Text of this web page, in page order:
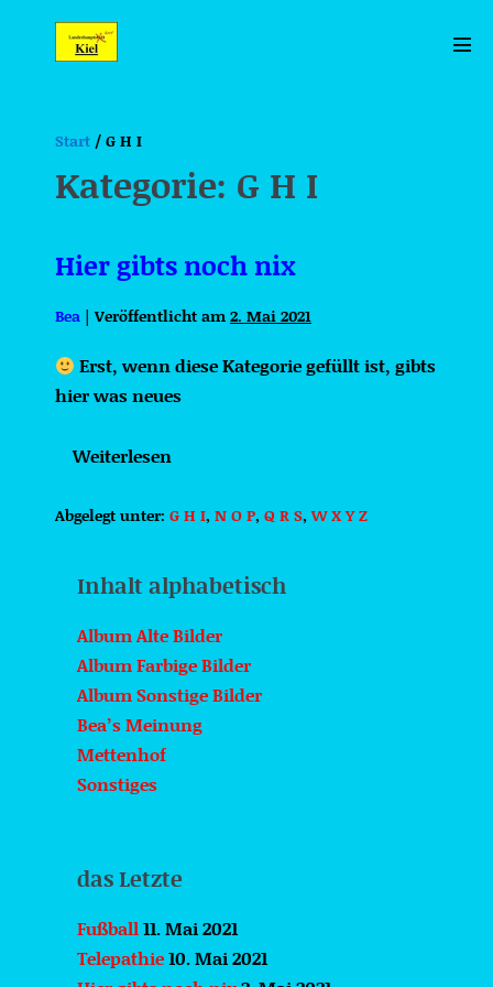
Start /G H I
Kategorie: G H I
Hier gibts noch nix
Bea |Veröffentlicht am2. Mai 2021
Erst, wenn diese Kategorie gefüllt ist, gibts
hier was neues
Weiterlesen
Hier
nix
Abgelegt unter: G H I,N O P,Q R S,W X Y Z
Inhalt alphabetisch
Album Alte Bilder
Album Farbige Bilder
Album Sonstige Bilder
Bea’s Meinung
Mettenhof
Sonstiges
das Letzte
Fußball11. Mai 2021
Telepathie10. Mai 2021